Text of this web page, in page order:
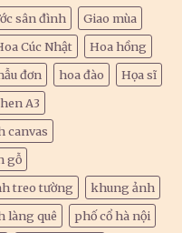
sân đình
Giao mùa
Cúc Nhật
Hoa hồng
đơn hoa đào
Họa sĩ
A3
canvas
gỗ
treo tường
khung ảnh
làng quê
phố cổ hà nội